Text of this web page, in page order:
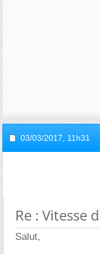
03/03/2017, 11h31
Re : Vitesse
Salut,